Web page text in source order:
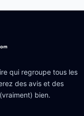
qui regroupe tous les
des avis et des
bien.